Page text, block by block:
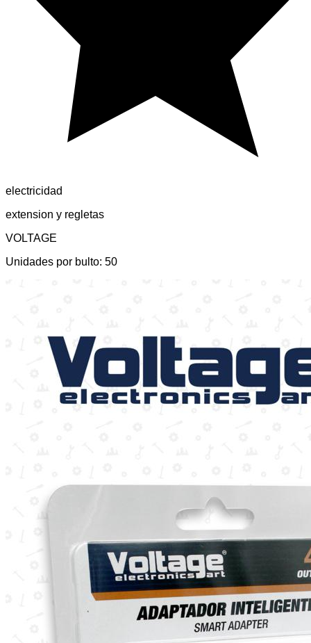
electricidad
extension y regletas
VOLTAGE
Unidades por bulto: 50